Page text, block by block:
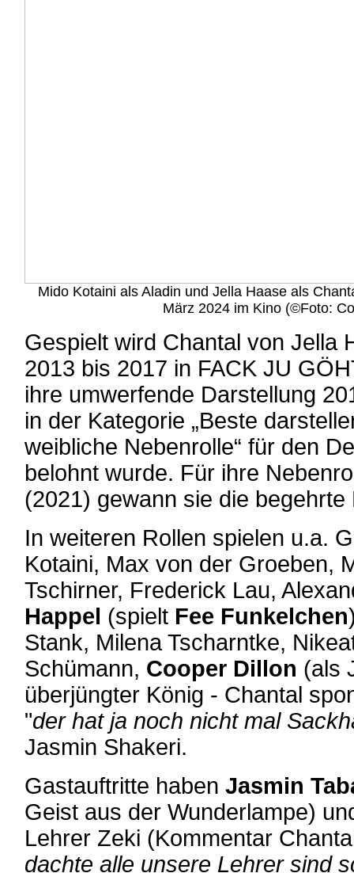
Mido Kotaini als Aladin und Jella Haase als
März 2024 im Kino (©Foto:
Gespielt wird Chantal von Jella
2013 bis 2017 in FACK JU
ihre umwerfende Darstellung
in der Kategorie „Beste
weibliche Nebenrolle“ für den
belohnt wurde. Für ihre
(2021) gewann sie die begehrte
In weiteren Rollen spielen u.a.
Kotaini, Max von der Groeben,
Tschirner, Frederick Lau,
Happel (spielt Fee Funkelchen
Stank, Milena Tscharntke,
Schümann, Cooper Dillon (als
überjüngter König - Chantal
"der hat ja noch nicht mal
Jasmin Shakeri.
Gastauftritte haben Jasmin
Geist aus der Wunderlampe)
Lehrer Zeki (Kommentar
dachte alle unsere Lehrer sind